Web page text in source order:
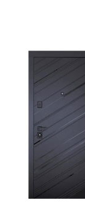
un aksesuāri